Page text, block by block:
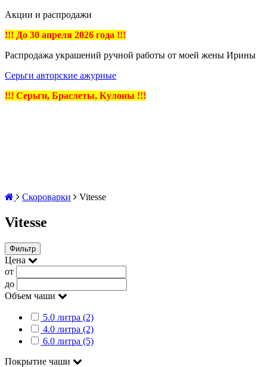
Акции и распродажи
!!! До 30 апреля 2026 года !!!
Распродажа украшений ручной работы от моей жены Ирины
Серьги авторские ажурные
!!! Серьги, Браслеты, Кулоны !!!
Скороварки Vitesse
Vitesse
Фильтр
Цена
от
до
Объем чаши
5.0 литра (2)
4.0 литра (2)
6.0 литра (5)
Покрытие чаши